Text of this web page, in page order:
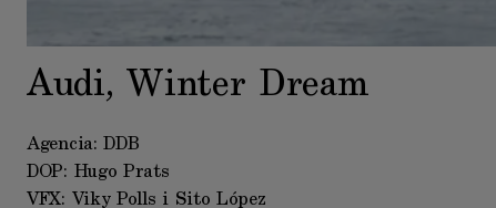
Audi, Winter Dream
Agencia:DDB
DOP: Hugo Prats
VFX: Viky Polls i Sito López